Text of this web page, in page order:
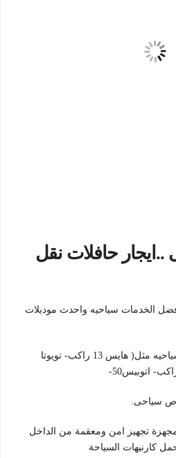
..ايجار حافلات نقل
الخدمات سياحيه واحدث موديلات
اتوبيسات سياحيهمكروباص سياحيه مثل( هايس 13 راكب- تويوتا
تجهيز امن ومعقمة من الداخل
كارنيهات السياحة